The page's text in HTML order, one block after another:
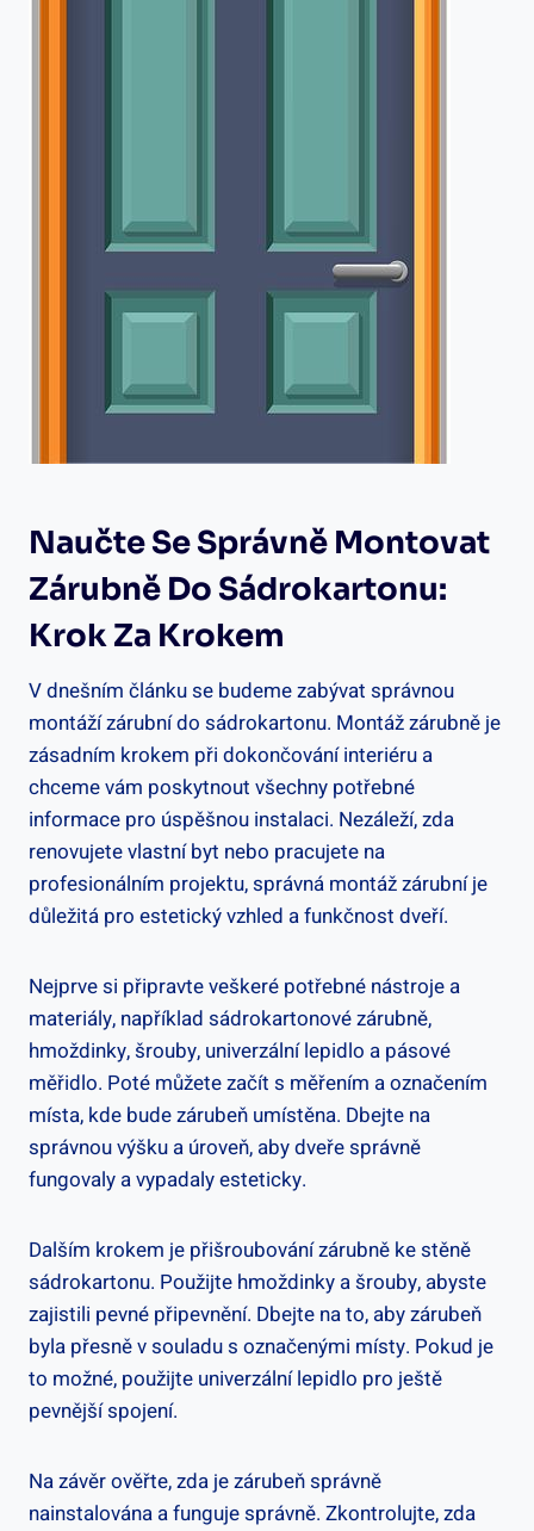
Naučte Se Správně Montovat
Zárubně Do Sádrokartonu:
Krok Za Krokem
V dnešním článku se budeme zabývat správnou
montáží zárubní do sádrokartonu. Montáž zárubně je
zásadním krokem při dokončování interiéru a
chceme vám poskytnout všechny potřebné
informace pro úspěšnou instalaci. Nezáleží, zda
renovujete vlastní byt nebo pracujete na
profesionálním projektu, správná montáž zárubní je
důležitá pro estetický vzhled a funkčnost dveří.
Nejprve si připravte veškeré potřebné nástroje a
materiály, například sádrokartonové zárubně,
hmoždinky, šrouby, univerzální lepidlo a pásové
měřidlo. Poté můžete začít s měřením a označením
místa, kde bude zárubeň umístěna. Dbejte na
správnou výšku a úroveň, aby dveře správně
fungovaly a vypadaly esteticky.
Dalším krokem je přišroubování zárubně ke stěně
sádrokartonu. Použijte hmoždinky a šrouby, abyste
zajistili pevné připevnění. Dbejte na to, aby zárubeň
byla přesně v souladu s označenými místy. Pokud je
to možné, použijte univerzální lepidlo pro ještě
pevnější spojení.
Na závěr ověřte, zda je zárubeň správně
nainstalována a funguje správně. Zkontrolujte, zda